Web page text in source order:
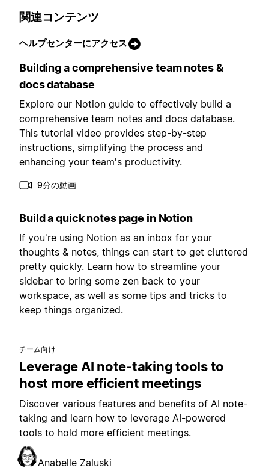
関連コンテンツ
ヘルプセンターにアクセス
Building a comprehensive team notes &
docs database
Explore our Notion guide to effectively build a
comprehensive team notes and docs database.
This tutorial video provides step-by-step
instructions, simplifying the process and
enhancing your team's productivity.
9分の動画
Build a quick notes page in Notion
If you're using Notion as an inbox for your
thoughts & notes, things can start to get cluttered
pretty quickly. Learn how to streamline your
sidebar to bring some zen back to your
workspace, as well as some tips and tricks to
keep things organized.
チーム向け
Leverage AI note-taking tools to
host more efficient meetings
Discover various features and benefits of AI note-
taking and learn how to leverage AI-powered
tools to hold more efficient meetings.
Anabelle Zaluski